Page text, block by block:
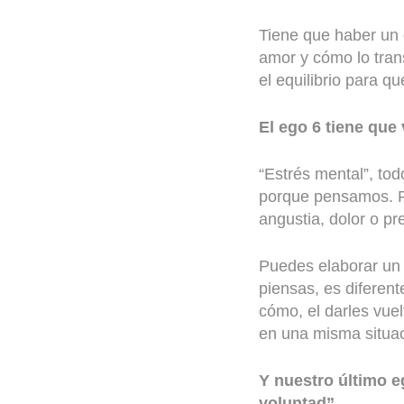
Tiene que haber
amor y cómo lo
el equilibrio para
El ego 6 tiene que
“Estrés mental”,
porque pensamos.
angustia, dolor o
Puedes elaborar
piensas, es
cómo, el darles
en una misma
Y nuestro último